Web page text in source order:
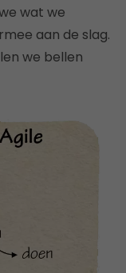
wat we
aan de slag.
we bellen